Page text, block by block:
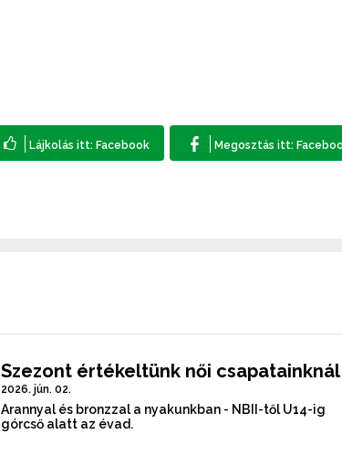
Szezont értékeltünk női csapatainknál
2026. jún. 02.
Arannyal és bronzzal a nyakunkban - NBII-től U14-ig
górcső alatt az évad.